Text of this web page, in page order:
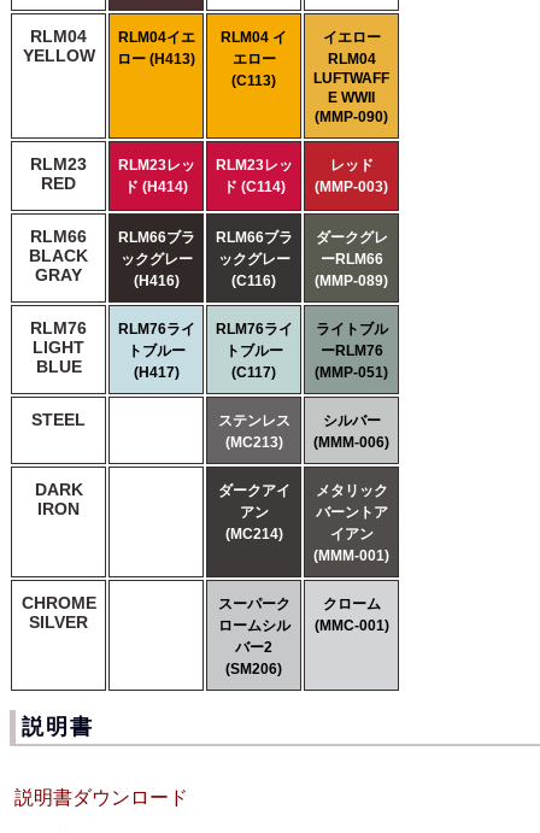
RLM04
YELLOW
RLM04イエ
ロー (H413)
RLM04 イ
エロー
(C113)
イエロー
RLM04
LUFTWAFF
E WWII
(MMP-090)
RLM23
RED
RLM23レッ
ド (H414)
RLM23レッ
ド (C114)
レッド
(MMP-003)
RLM66
BLACK
GRAY
RLM66ブラ
ックグレー
(H416)
RLM66ブラ
ックグレー
(C116)
ダークグレ
ーRLM66
(MMP-089)
RLM76
LIGHT
BLUE
RLM76ライ
トブルー
(H417)
RLM76ライ
トブルー
(C117)
ライトブル
ーRLM76
(MMP-051)
STEEL
ステンレス
(MC213)
シルバー
(MMM-006)
DARK
IRON
ダークアイ
アン
(MC214)
メタリック
バーントア
イアン
(MMM-001)
CHROME
SILVER
スーパーク
ロームシル
バー2
(SM206)
クローム
(MMC-001)
説明書
説明書ダウンロード